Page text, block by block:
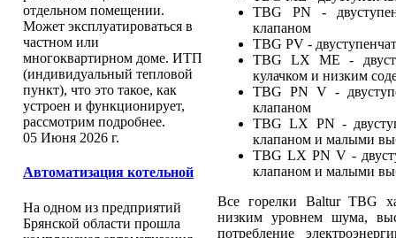
отдельном помещении.
Может эксплуатироваться в
частном или
многоквартирном доме. ИТП
(индивидуальный тепловой
пункт), что это такое, как
устроен и функционирует,
рассмотрим подробнее.
05 Июня 2026 г.
Автоматизация котельной
На одном из предприятий
Брянской области прошла
TBG PN -
клапаном
TBG PV -
TBG LX ME -
кулачком и низким
TBG PN V -
клапаном
TBG LX PN -
клапаном и малыми
TBG LX PN V -
клапаном и малыми
Все горелки Baltur TBG
низким уровнем шума,
потребление